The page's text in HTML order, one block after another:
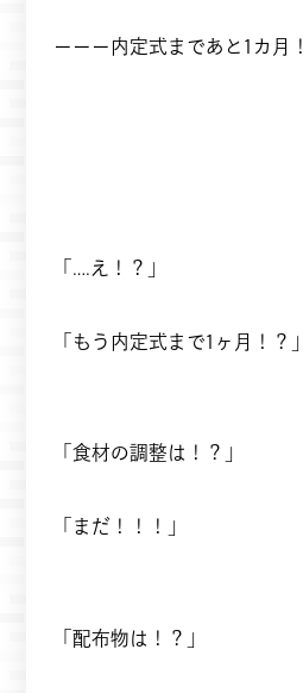
ーーー内定式まであと1カ月！
「….え！？」
「もう内定式まで1ヶ月！？」
「食材の調整は！？」
「まだ！！！」
「配布物は！？」